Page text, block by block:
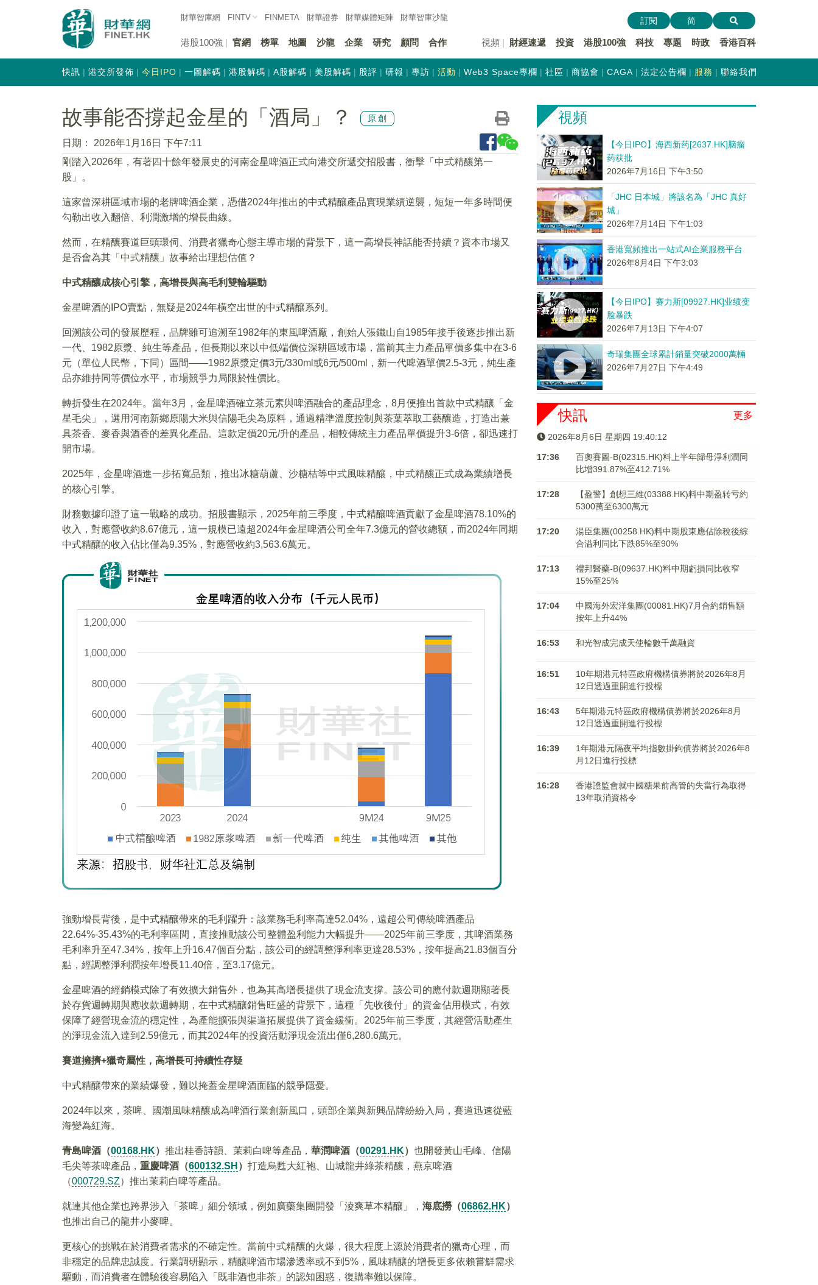
財華智庫網 FINTV FINMETA 財華證券 財華媒體矩陣 財華智庫沙龍
港股100強 官網 榜單 地圖 沙龍 企業 研究 顧問 合作 視頻 財經速遞 投資 港股100強 科技 專題 時政 香港百科
訂閱 简
快訊 港交所發佈 今日IPO 一圖解碼 港股解碼 A股解碼 美股解碼 股評 研報 專訪 活動 Web3 Space專欄 社區 商協會 CAGA 法定公告欄 服務 聯絡我們
故事能否撐起金星的「酒局」？ 原創
日期：
2026年1月16日 下午7:11
剛踏入2026年，有著四十餘年發展史的河南金星啤酒正式向港交所遞交招股書，衝擊「中式精釀第一
股」。
這家曾深耕區域市場的老牌啤酒企業，憑借2024年推出的中式精釀產品實現業績逆襲，短短一年多時間便
勾勒出收入翻倍、利潤激增的增長曲線。
然而，在精釀賽道巨頭環伺、消費者獵奇心態主導市場的背景下，這一高增長神話能否持續？資本市場又
是否會為其「中式精釀」故事給出理想估值？
中式精釀成核心引擎，高增長與高毛利雙輪驅動
金星啤酒的IPO賣點，無疑是2024年橫空出世的中式精釀系列。
回溯該公司的發展歷程，品牌雖可追溯至1982年的東風啤酒廠，創始人張鐵山自1985年接手後逐步推出新
一代、1982原漿、純生等產品，但長期以來以中低端價位深耕區域市場，當前其主力產品單價多集中在3-6
元（單位人民幣，下同）區間——1982原漿定價3元/330ml或6元/500ml，新一代啤酒單價2.5-3元，純生產
品亦維持同等價位水平，市場競爭力局限於性價比。
轉折發生在2024年。當年3月，金星啤酒確立茶元素與啤酒融合的產品理念，8月便推出首款中式精釀「金
星毛尖」，選用河南新鄉原陽大米與信陽毛尖為原料，通過精準溫度控制與茶葉萃取工藝釀造，打造出兼
具茶香、麥香與酒香的差異化產品。這款定價20元/升的產品，相較傳統主力產品單價提升3-6倍，卻迅速打
開市場。
2025年，金星啤酒進一步拓寬品類，推出冰糖葫蘆、沙糖桔等中式風味精釀，中式精釀正式成為業績增長
的核心引擎。
財務數據印證了這一戰略的成功。招股書顯示，2025年前三季度，中式精釀啤酒貢獻了金星啤酒78.10%的
收入，對應營收約8.67億元，這一規模已遠超2024年金星啤酒公司全年7.3億元的營收總額，而2024年同期
中式精釀的收入佔比僅為9.35%，對應營收約3,563.6萬元。
強勁增長背後，是中式精釀帶來的毛利躍升：該業務毛利率高達52.04%，遠超公司傳統啤酒產品
22.64%-35.43%的毛利率區間，直接推動該公司整體盈利能力大幅提升——2025年前三季度，其啤酒業務
毛利率升至47.34%，按年上升16.47個百分點，該公司的經調整淨利率更達28.53%，按年提高21.83個百分
點，經調整淨利潤按年增長11.40倍，至3.17億元。
金星啤酒的經銷模式除了有效擴大銷售外，也為其高增長提供了現金流支撐。該公司的應付款週期顯著長
於存貨週轉期與應收款週轉期，在中式精釀銷售旺盛的背景下，這種「先收後付」的資金佔用模式，有效
保障了經營現金流的穩定性，為產能擴張與渠道拓展提供了資金緩衝。2025年前三季度，其經營活動產生
的淨現金流入達到2.59億元，而其2024年的投資活動淨現金流出僅6,280.6萬元。
賽道擁擠+獵奇屬性，高增長可持續性存疑
中式精釀帶來的業績爆發，難以掩蓋金星啤酒面臨的競爭隱憂。
2024年以來，茶啤、國潮風味精釀成為啤酒行業創新風口，頭部企業與新興品牌紛紛入局，賽道迅速從藍
海變為紅海。
青島啤酒（00168.HK） 推出桂香詩韻、茉莉白啤等產品， 華潤啤酒（00291.HK） 也開發黃山毛峰、信陽
毛尖等茶啤產品， 重慶啤酒（600132.SH ） 打造烏甦大紅袍、山城龍井綠茶精釀，燕京啤酒
（000729.SZ）推出茉莉白啤等產品。
就連其他企業也跨界涉入「茶啤」細分領域，例如廣藥集團開發「淩爽草本精釀」， 海底撈（06862.HK）
也推出自己的龍井小麥啤。
更核心的挑戰在於消費者需求的不確定性。當前中式精釀的火爆，很大程度上源於消費者的獵奇心理，而
非穩定的品牌忠誠度。行業調研顯示，精釀啤酒市場滲透率或不到5%，風味精釀的增長更多依賴嘗鮮需求
驅動，而消費者在體驗後容易陷入「既非酒也非茶」的認知困惑，復購率難以保障。
視頻
【今日IPO】海西新药[2637.HK]脑瘤
药获批
2026年7月16日 下午3:50
「JHC 日本城」將該名為「JHC 真好
城」
2026年7月14日 下午1:03
香港寬頻推出一站式AI企業服務平台
2026年8月4日 下午3:03
【今日IPO】赛力斯[09927.HK]业绩变
脸暴跌
2026年7月13日 下午4:07
奇瑞集團全球累計銷量突破2000萬輛
2026年7月27日 下午4:49
更多
快訊
2026年8月6日 星期四 19:40:13
17:36
百奧賽圖-B(02315.HK)料上半年歸母淨利潤同
比增391.87%至412.71%
17:28
【盈警】創想三維(03388.HK)料中期盈转亏約
5300萬至6300萬元
17:20
湯臣集團(00258.HK)料中期股東應佔除稅後綜
合溢利同比下跌85%至90%
17:13
禮邦醫藥-B(09637.HK)料中期虧損同比收窄
15%至25%
17:04
中國海外宏洋集團(00081.HK)7月合約銷售額
按年上升44%
16:53 和光智成完成天使輪數千萬融資
16:51
10年期港元特區政府機構債券將於2026年8月
12日透過重開進行投標
16:43
5年期港元特區政府機構債券將於2026年8月
12日透過重開進行投標
16:39
1年期港元隔夜平均指數掛鉤債券將於2026年8
月12日進行投標
16:28
香港證監會就中國糖果前高管的失當行為取得
13年取消資格令